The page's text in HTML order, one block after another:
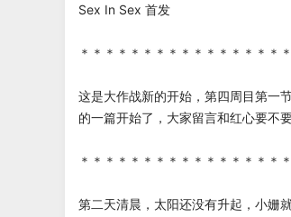
Sex In Sex 首发
＊＊＊＊＊＊＊＊＊＊＊＊＊＊＊＊
这是大作战新的开始，第四周目第一
的一篇开始了，大家留言和红心要不
＊＊＊＊＊＊＊＊＊＊＊＊＊＊＊＊
第二天清晨，太阳还没有升起，小姗